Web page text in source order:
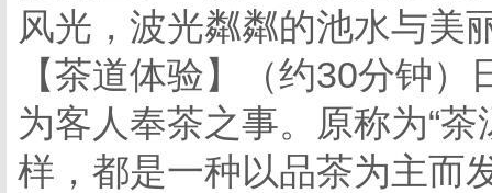
风光，波光粼粼的池水与美
【茶道体验】（约30分钟
为客人奉茶之事。原称为“
样，都是一种以品茶为主而